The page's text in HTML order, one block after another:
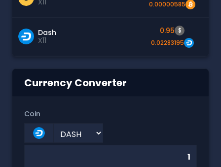
0.00000585
Dash
X11
0.95 $
0.02283195
Currency Converter
Coin